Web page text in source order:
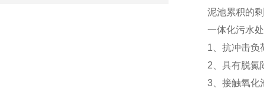
泥池累积的
一体化污水
1、抗冲击负
2、具有脱氮
3、接触氧化